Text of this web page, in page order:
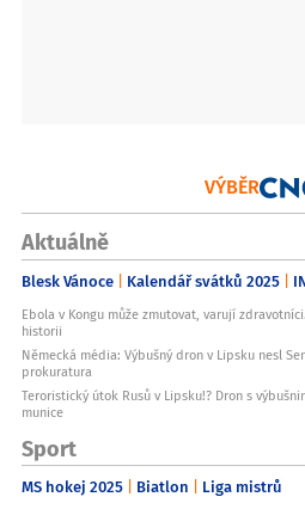
VÝBĚR
Aktuálně
Blesk Vánoce Kalendář svátků 2025
Ebola v Kongu může zmutovat, varují
historii
Německá média: Výbušný dron v Lipsku nesl
prokuratura
Teroristický útok Rusů v Lipsku!? Dron s
munice
Sport
MS hokej 2025 Biatlon Liga mistrů